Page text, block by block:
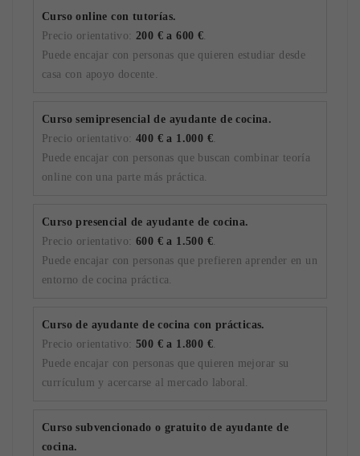
Curso online con tutorías.
Precio orientativo: 200 € a 600 €
Puede encajar con personas que quieren estudiar desde
casa con apoyo docente.
Curso semipresencial de ayudante de cocina.
Precio orientativo: 400 € a 1.000 €
Puede encajar con personas que buscan combinar teoría
online con una parte más práctica.
Curso presencial de ayudante de cocina.
Precio orientativo: 600 € a 1.500 €
Puede encajar con personas que prefieren aprender en un
entorno de cocina práctica.
Curso de ayudante de cocina con prácticas.
Precio orientativo: 500 € a 1.800 €
Puede encajar con personas que quieren mejorar su
currículum y acercarse al mercado laboral.
Curso subvencionado o gratuito de ayudante de
cocina.